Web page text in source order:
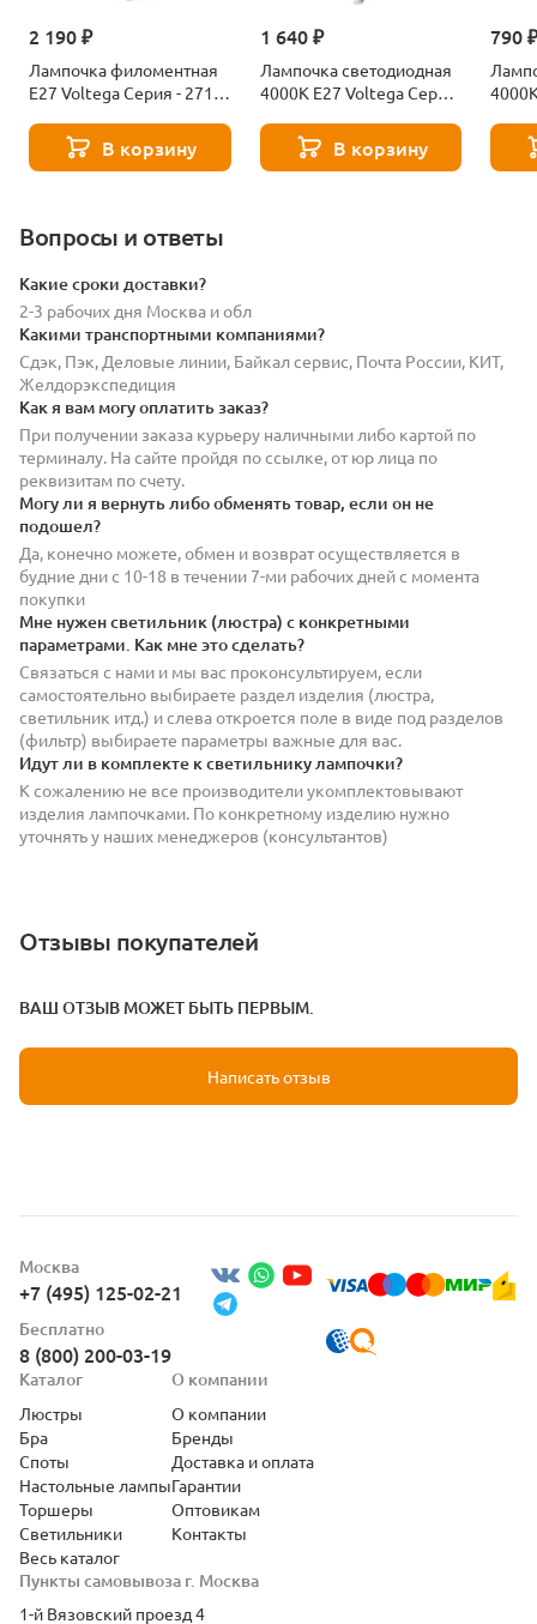
2 190 ₽
Лампочка филоментная
Е27 Voltega Серия - 271
В корзину
1 640 ₽
Лампочка светодиодная
4000К Е27 Voltega Серия
В корзину
790
Вопросы и ответы
Какие сроки доставки?
2-3 рабочих дня Москва и обл
Какими транспортными компаниями?
Сдэк, Пэк, Деловые линии, Байкал сервис, Почта России, КИТ,
Желдорэкспедиция
Как я вам могу оплатить заказ?
При получении заказа курьеру наличными либо картой по
терминалу. На сайте пройдя по ссылке, от юр лица по
реквизитам по счету.
Могу ли я вернуть либо обменять товар, если он не
подошел?
Да, конечно можете, обмен и возврат осуществляется в
будние дни с 10-18 в течении 7-ми рабочих дней с момента
покупки
Мне нужен светильник (люстра) с конкретными
параметрами. Как мне это сделать?
Связаться с нами и мы вас проконсультируем, если
самостоятельно выбираете раздел изделия (люстра,
светильник итд.) и слева откроется поле в виде под разделов
(фильтр) выбираете параметры важные для вас.
Идут ли в комплекте к светильнику лампочки?
К сожалению не все производители укомплектовывают
изделия лампочками. По конкретному изделию нужно
уточнять у наших менеджеров (консультантов)
Отзывы покупателей
ВАШ ОТЗЫВ МОЖЕТ БЫТЬ ПЕРВЫМ.
Написать отзыв
Москва
+7 (495) 125-02-21
Бесплатно
8 (800) 200-03-19
Пункты самовывоза г. Москва
1-й Вязовский проезд 4
Каталог
Люстры
Бра
Споты
Настольные лампы
Торшеры
Светильники
Весь каталог
О компании
О компании
Бренды
Доставка и оплата
Гарантии
Оптовикам
Контакты